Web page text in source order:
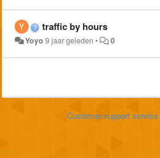
traffic by hours
Yoyo 9 jaar geleden • 0
Customer support service